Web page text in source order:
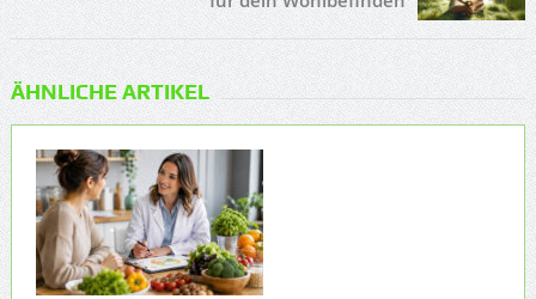
ÄHNLICHE ARTIKEL